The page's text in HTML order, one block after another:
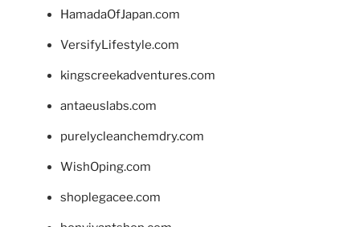
HamadaOfJapan.com
VersifyLifestyle.com
kingscreekadventures.com
antaeuslabs.com
purelycleanchemdry.com
WishOping.com
shoplegacee.com